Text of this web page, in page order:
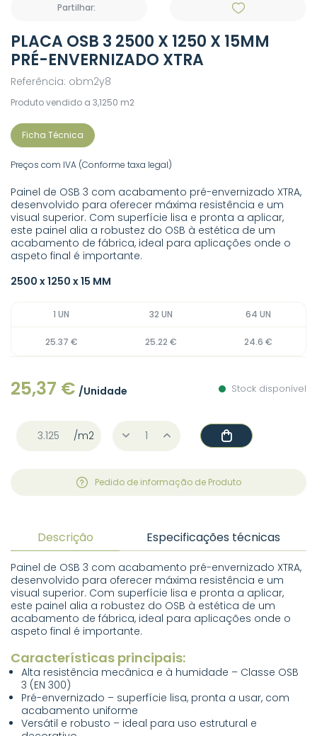
Partilhar:
PLACA OSB 3 2500 X 1250 X 15MM
PRÉ-ENVERNIZADO XTRA
Referência: obm2y8
Produto vendido a 3,1250 m2
Ficha Técnica
Preços com IVA (Conforme taxa legal)
Painel de OSB 3 com acabamento pré-envernizado XTRA,
desenvolvido para oferecer máxima resistência e um
visual superior. Com superfície lisa e pronta a aplicar,
este painel alia a robustez do OSB à estética de um
acabamento de fábrica, ideal para aplicações onde o
aspeto final é importante.
2500 x 1250 x 15 MM
1 UN
25.37 €
32 UN
25.22 €
64 UN
24.6 €
25,37 € /Unidade Stock disponível
/m2
Pedido de informação de Produto
Descrição Especificações técnicas
Painel de OSB 3 com acabamento pré-envernizado XTRA,
desenvolvido para oferecer máxima resistência e um
visual superior. Com superfície lisa e pronta a aplicar,
este painel alia a robustez do OSB à estética de um
acabamento de fábrica, ideal para aplicações onde o
aspeto final é importante.
Características principais:
Alta resistência mecânica e à humidade – Classe OSB
3 (EN 300)
Pré-envernizado – superfície lisa, pronta a usar, com
acabamento uniforme
Versátil e robusto – ideal para uso estrutural e